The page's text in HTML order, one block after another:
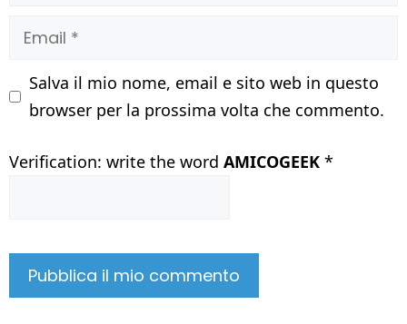
Email
Salva il mio nome, email e sito web in questo
browser per la prossima volta che commento.
Verification: write the word AMICOGEEK *